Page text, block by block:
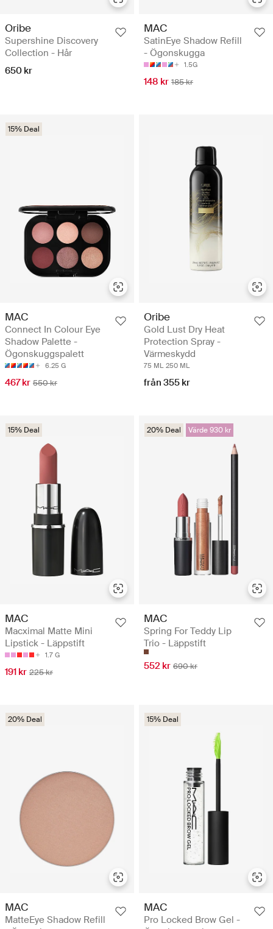
Oribe
Supershine Discovery
Collection - Hår
650 kr
MAC
SatinEye Shadow Refill
- Ögonskugga
1.5G
148 kr 185 kr
15% Deal
MAC
Connect In Colour Eye
Shadow Palette -
Ögonskuggspalett
6.25 G
467 kr 550 kr
Oribe
Gold Lust Dry Heat
Protection Spray -
Värmeskydd
75 ML 250 ML
från 355 kr
15% Deal
MAC
Macximal Matte Mini
Lipstick - Läppstift
1.7 G
191 kr 225 kr
20% Deal Värde 930 kr
MAC
Spring For Teddy Lip
Trio - Läppstift
552 kr 690 kr
20% Deal
MAC
MatteEye Shadow Refill
15% Deal
MAC
Pro Locked Brow Gel -